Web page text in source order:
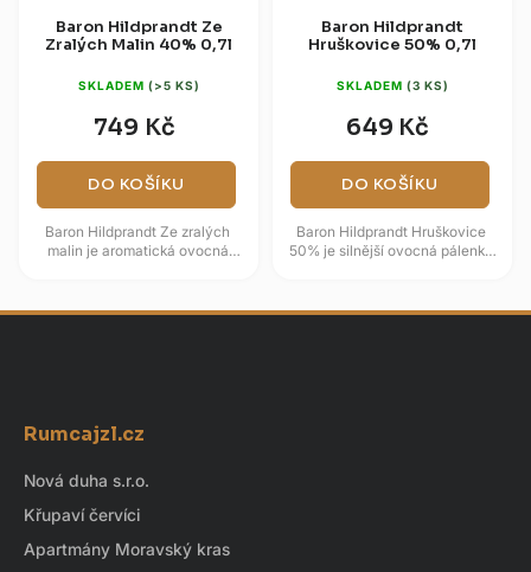
Baron Hildprandt Ze
Zralých Malin 40% 0,7l
SKLADEM (>5 KS)
749 Kč
DO KOŠÍKU
Baron Hildprandt Ze zralých
malin je aromatická ovocná
Baron Hildprandt
Hruškovice 50% 0,7l
SKLADEM (3 KS)
649 Kč
DO KOŠÍKU
Baron Hildprandt Hruškovice
50% je silnější ovocná pálenka
Rumcajzl.cz
Nová duha s.r.o.
Křupaví červíci
Apartmány Moravský kras